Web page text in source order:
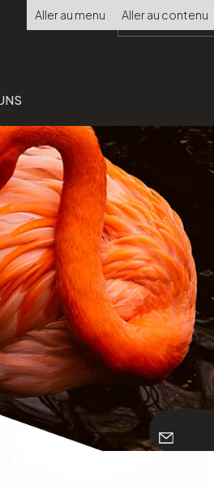
Aller au menu Aller au contenu